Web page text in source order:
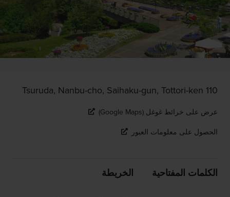
110 Tsuruda, Nanbu-cho, Saihaku-gun, Tottori-ken
عرض على خرائط غوغل (Google Maps)
الحصول على معلومات العبور
الكلمات المفتاحية الخريطة